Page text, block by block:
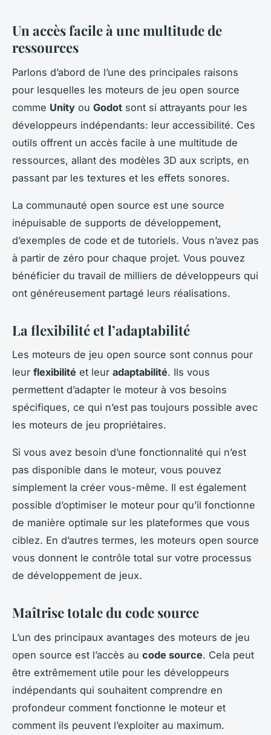
Un accès facile à une multitude de
ressources
Parlons d’abord de l’une des principales raisons
pour lesquelles les moteurs de jeu open source
comme Unity ou Godot sont si attrayants pour les
développeurs indépendants: leur accessibilité. Ces
outils offrent un accès facile à une multitude de
ressources, allant des modèles 3D aux scripts, en
passant par les textures et les effets sonores.
La communauté open source est une source
inépuisable de supports de développement,
d’exemples de code et de tutoriels. Vous n’avez pas
à partir de zéro pour chaque projet. Vous pouvez
bénéficier du travail de milliers de développeurs qui
ont généreusement partagé leurs réalisations.
La flexibilité et l’adaptabilité
Les moteurs de jeu open source sont connus pour
leur flexibilité et leur adaptabilité. Ils vous
permettent d’adapter le moteur à vos besoins
spécifiques, ce qui n’est pas toujours possible avec
les moteurs de jeu propriétaires.
Si vous avez besoin d’une fonctionnalité qui n’est
pas disponible dans le moteur, vous pouvez
simplement la créer vous-même. Il est également
possible d’optimiser le moteur pour qu’il fonctionne
de manière optimale sur les plateformes que vous
ciblez. En d’autres termes, les moteurs open source
vous donnent le contrôle total sur votre processus
de développement de jeux.
Maîtrise totale du code source
L’un des principaux avantages des moteurs de jeu
open source est l’accès au code source. Cela peut
être extrêmement utile pour les développeurs
indépendants qui souhaitent comprendre en
profondeur comment fonctionne le moteur et
comment ils peuvent l’exploiter au maximum.